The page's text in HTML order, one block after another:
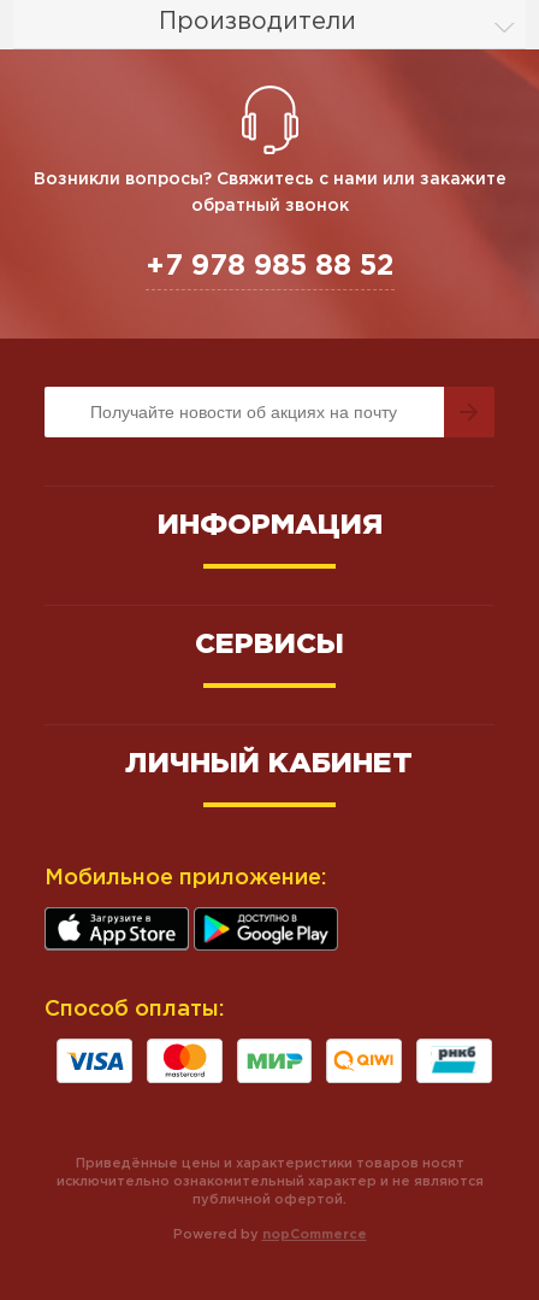
Производители
Возникли вопросы? Свяжитесь с нами или закажите
обратный звонок
+7 978 985 88 52
ИНФОРМАЦИЯ
СЕРВИСЫ
ЛИЧНЫЙ КАБИНЕТ
Мобильное приложение:
Способ оплаты:
Powered by nopCommerce
Приведённые цены и характеристики товаров носят
исключительно ознакомительный характер и не являются
публичной офертой.